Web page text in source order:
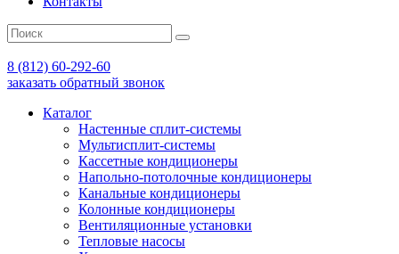
8 (812) 60-292-60
заказать обратный звонок
Каталог
Настенные сплит-системы
Мультисплит-системы
Кассетные кондиционеры
Напольно-потолочные кондиционеры
Канальные кондиционеры
Колонные кондиционеры
Вентиляционные установки
Тепловые насосы